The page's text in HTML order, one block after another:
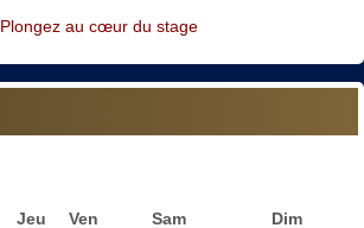
Plongez au cœur du stage
Jeu Ven Sam
Dim